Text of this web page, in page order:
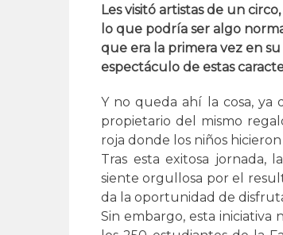
Les visitó artistas de un
lo que podría ser algo
que era la primera vez en
espectáculo de estas
Y no queda ahí la cosa, ya
propietario del mismo
roja donde los niños
Tras esta exitosa jornada,
siente orgullosa por el
da la oportunidad de
Sin embargo, esta iniciativa